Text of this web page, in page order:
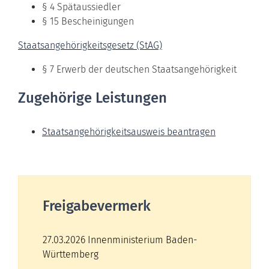
§ 4 Spätaussiedler
§ 15 Bescheinigungen
Staatsangehörigkeitsgesetz (StAG)
§ 7 Erwerb der deutschen Staatsangehörigkeit
Zugehörige Leistungen
Staatsangehörigkeitsausweis beantragen
Freigabevermerk
27.03.2026 Innenministerium Baden-
Württemberg